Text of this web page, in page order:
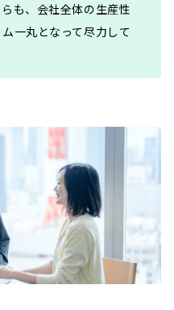
も、会社全体の生産性
一丸となって尽力して